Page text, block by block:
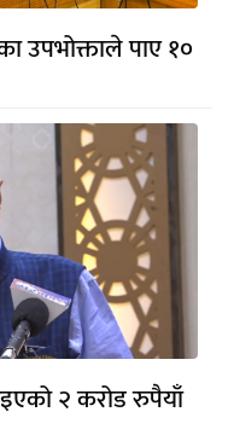
उपभोक्ताले पाए १०
२ करोड रुपैयाँ